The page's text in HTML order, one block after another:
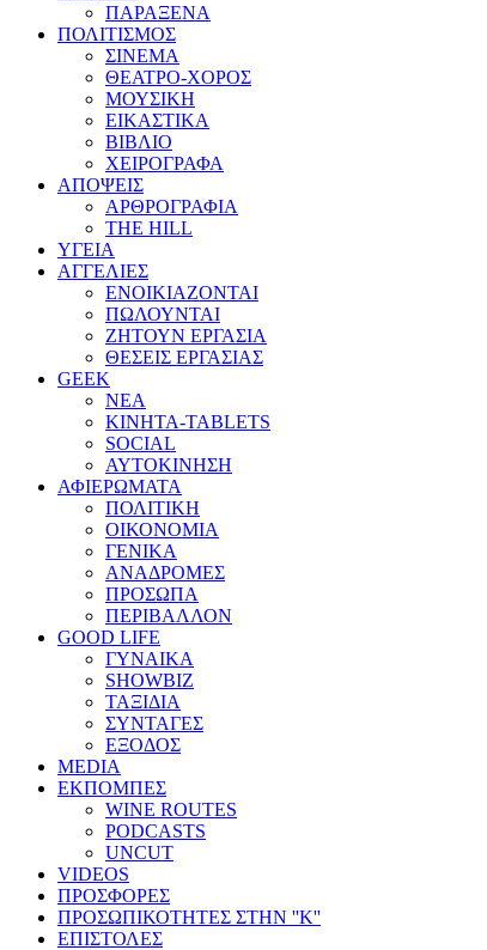
ΠΑΡΑΞΕΝΑ
ΠΟΛΙΤΙΣΜΟΣ
ΣΙΝΕΜΑ
ΘΕΑΤΡΟ-ΧΟΡΟΣ
ΜΟΥΣΙΚΗ
ΕΙΚΑΣΤΙΚΑ
ΒΙΒΛΙΟ
ΧΕΙΡΟΓΡΑΦΑ
ΑΠΟΨΕΙΣ
ΑΡΘΡΟΓΡΑΦΙΑ
THE HILL
ΥΓΕΙΑ
ΑΓΓΕΛΙΕΣ
ΕΝΟΙΚΙΑΖΟΝΤΑΙ
ΠΩΛΟΥΝΤΑΙ
ΖΗΤΟΥΝ ΕΡΓΑΣΙΑ
ΘΕΣΕΙΣ ΕΡΓΑΣΙΑΣ
GEEK
ΝΕΑ
ΚΙΝΗΤΑ-TABLETS
SOCIAL
ΑΥΤΟΚΙΝΗΣΗ
ΑΦΙΕΡΩΜΑΤΑ
ΠΟΛΙΤΙΚΗ
ΟΙΚΟΝΟΜΙΑ
ΓΕΝΙΚΑ
ΑΝΑΔΡΟΜΕΣ
ΠΡΟΣΩΠΑ
ΠΕΡΙΒΑΛΛΟΝ
GOOD LIFE
ΓΥΝΑΙΚΑ
SHOWBIZ
ΤΑΞΙΔΙΑ
ΣΥΝΤΑΓΕΣ
ΕΞΟΔΟΣ
MEDIA
ΕΚΠΟΜΠΕΣ
WINE ROUTES
PODCASTS
UNCUT
VIDEOS
ΠΡΟΣΦΟΡΕΣ
ΠΡΟΣΩΠΙΚΟΤΗΤΕΣ ΣΤΗΝ ''Κ''
ΕΠΙΣΤΟΛΕΣ